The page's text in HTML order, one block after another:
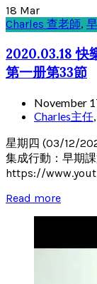
18 Mar
Charles 查老師,
2020.03.18 快
第一册第33節
November
Charles主任,
星期四 (03/12/
集成行動：早期
https://
Read more